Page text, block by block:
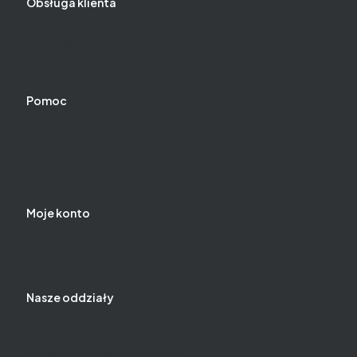
Pomoc
Moje konto
Nasze oddziały